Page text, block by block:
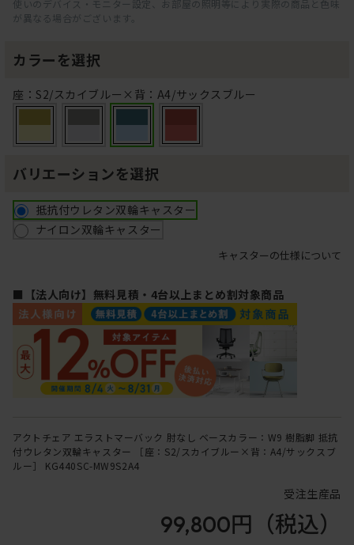
使いのデバイス・モニター設定、お部屋の照明等により実際の商品と色味
が異なる場合がございます。
カラーを選択
座：S2/スカイブルー×背：A4/サックスブルー
バリエーションを選択
抵抗付ウレタン双輪キャスター
ナイロン双輪キャスター
キャスターの仕様について
■【法人向け】無料見積・4台以上まとめ割対象商品
アクトチェア エラストマーバック 肘なし ベースカラー：W9 樹脂脚 抵抗
付ウレタン双輪キャスター ［座：S2/スカイブルー×背：A4/サックスブ
ルー］ KG440SC-MW9S2A4
受注生産品
99,800円 （税込）